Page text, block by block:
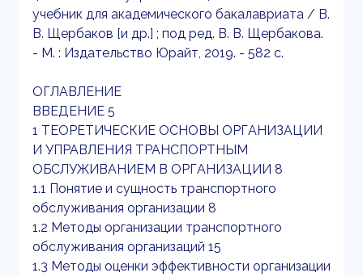
учебник для академического бакалавриата / В.
В. Щербаков [и др.] ; под ред. В. В. Щербакова.
- М. : Издательство Юрайт, 2019. - 582 с.
ОГЛАВЛЕНИЕ
ВВЕДЕНИЕ 5
1 ТЕОРЕТИЧЕСКИЕ ОСНОВЫ ОРГАНИЗАЦИИ
И УПРАВЛЕНИЯ ТРАНСПОРТНЫМ
ОБСЛУЖИВАНИЕМ В ОРГАНИЗАЦИИ 8
1.1 Понятие и сущность транспортного
обслуживания организации 8
1.2 Методы организации транспортного
обслуживания организаций 15
1.3 Методы оценки эффективности организации